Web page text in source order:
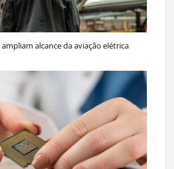
alcance da aviação elétrica